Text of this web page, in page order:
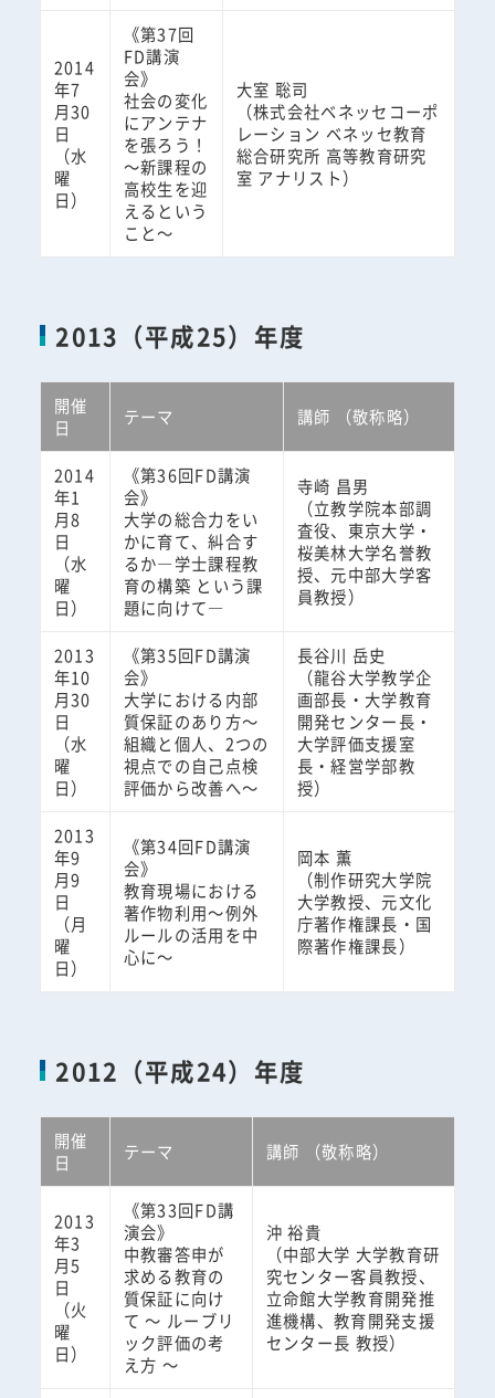
2014
年7
月30
日
（水
曜
日）
《第37回
FD講演
会》
社会の変化
にアンテナ
を張ろう！
～新課程の
高校生を迎
えるという
こと～
大室 聡司
（株式会社ベネッセコーポ
レーション ベネッセ教育
総合研究所 高等教育研究
室 アナリスト）
2013（平成25）年度
開催
日
テーマ 講師 （敬称略）
2014
年1
月8
日
（水
曜
日）
《第36回FD講演
会》
大学の総合力をい
かに育て、糾合す
るか―学士課程教
育の構築 という課
題に向けて―
寺崎 昌男
（立教学院本部調
査役、東京大学・
桜美林大学名誉教
授、元中部大学客
員教授）
2013
年10
月30
日
（水
曜
日）
《第35回FD講演
会》
大学における内部
質保証のあり方～
組織と個人、2つの
視点での自己点検
評価から改善へ～
長谷川 岳史
（龍谷大学教学企
画部長・大学教育
開発センター長・
大学評価支援室
長・経営学部教
授）
2013
年9
月9
日
（月
曜
日）
《第34回FD講演
会》
教育現場における
著作物利用～例外
ルールの活用を中
心に～
岡本 薫
（制作研究大学院
大学教授、元文化
庁著作権課長・国
際著作権課長）
2012（平成24）年度
開催
日
テーマ 講師 （敬称略）
2013
年3
月5
日
（火
曜
日）
《第33回FD講
演会》
中教審答申が
求める教育の
質保証に向け
て ～ ルーブリ
ック評価の考
え方 ～
沖 裕貴
（中部大学 大学教育研
究センター客員教授、
立命館大学教育開発推
進機構、教育開発支援
センター長 教授）